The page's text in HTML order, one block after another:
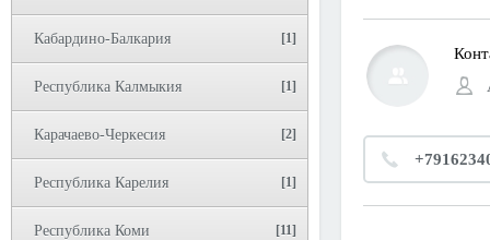
Кабардино-Балкария [1]
Республика Калмыкия [1]
Карачаево-Черкесия [2]
Республика Карелия [1]
Республика Коми [11]